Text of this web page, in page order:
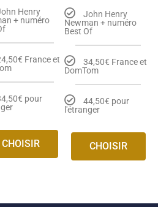
Henry
+ numéro
France et
pour
CHOISIR
John Henry
Newman + numéro
Best Of
34,50€ France et
DomTom
44,50€ pour
l'étranger
CHOISIR